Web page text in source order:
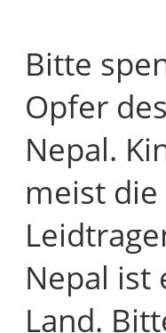
Bitte
Opfer
Nepal.
meist die
Nepal ist
Land.